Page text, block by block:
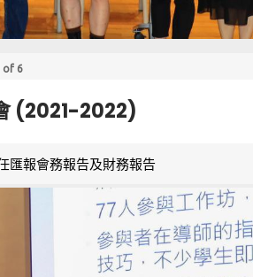
of 6
(2021-2022)
匯報會務報告及財務報告